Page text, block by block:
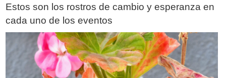
Estos son los rostros de cambio y esperanza en
cada uno de los eventos